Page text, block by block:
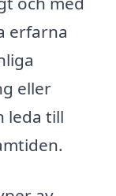
erfarna
eller
leda till